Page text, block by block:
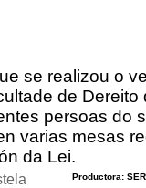
se realizou o
de Dereito
persoas do
varias mesas
da Lei.
Productora: